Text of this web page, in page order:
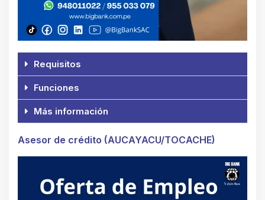
Requisitos
Funciones
Más información
Asesor de crédito (AUCAYACU/TOCACHE)